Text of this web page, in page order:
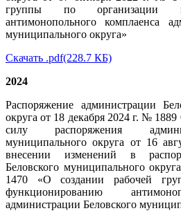
группы по организации и
антимонопольного комплаенса
муниципального округа»
Скачать .pdf(228.7 КБ)
2024
Распоряжение администрации
округа от 18 декабря 2024 г. №
силу распоряжения
муниципального округа от 16
внесении изменений в
Беловского муниципального
1470 «О создании рабочей
функционированию
администрации Беловского